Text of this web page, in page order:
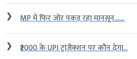
❯ MP में फिर जोर पकड़ रहा मानसून…....
❯ ₹2000 के UPI ट्रांजैक्शन पर कौन देगा...